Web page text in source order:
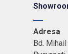
Adresa
Bd.